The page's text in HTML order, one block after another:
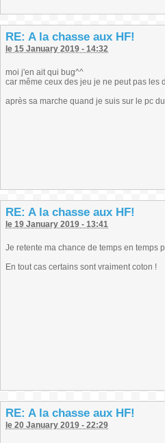
RE: A la chasse aux HF!
le 15 January 2019 - 14:32
moi j'en ait qui bug^^
car même ceux des jeu je ne peut pas les
après sa marche quand je suis sur le pc
RE: A la chasse aux HF!
le 19 January 2019 - 13:41
Je retente ma chance de temps en temps
En tout cas certains sont vraiment coton !
RE: A la chasse aux HF!
le 20 January 2019 - 22:29